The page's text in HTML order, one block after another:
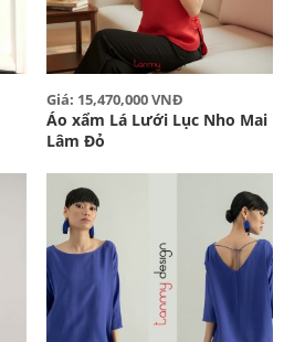
Giá: 15,470,000 VNĐ
Áo xẩm Lá Lưới Lục Nho Mai
Lâm Đỏ